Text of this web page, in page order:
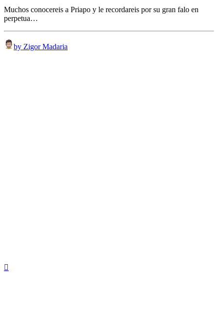
Muchos conocereis a Priapo y le recordareis por su gran falo en
perpetua…
by Zigor Madaria